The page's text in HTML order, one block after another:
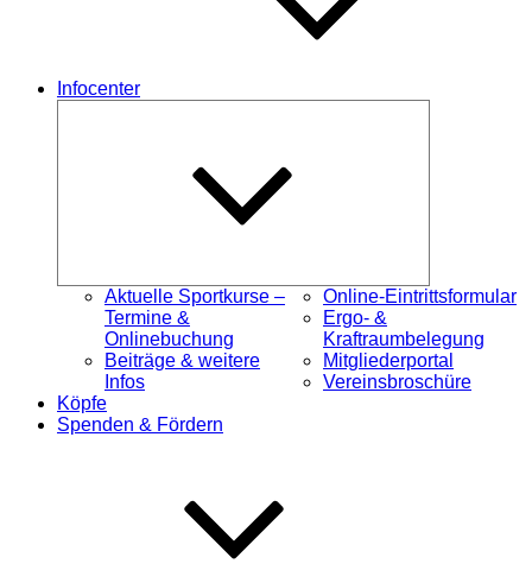
Infocenter
Aktuelle Sportkurse –
Termine &
Onlinebuchung
Beiträge & weitere
Infos
Online-Eintrittsformular
Ergo- &
Kraftraumbelegung
Mitgliederportal
Vereinsbroschüre
Köpfe
Spenden & Fördern